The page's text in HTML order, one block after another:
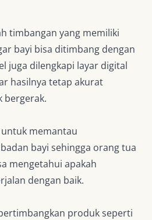
timbangan yang memiliki
bayi bisa ditimbang dengan
juga dilengkapi layar digital
hasilnya tetap akurat
bergerak.
memantau
bayi sehingga orang tua
mengetahui apakah
dengan baik.
produk seperti